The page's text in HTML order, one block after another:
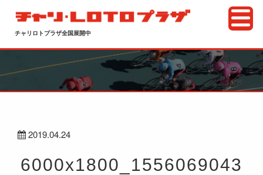
チャリロトプラザ全国展開中
2019.04.24
6000x1800_1556069043